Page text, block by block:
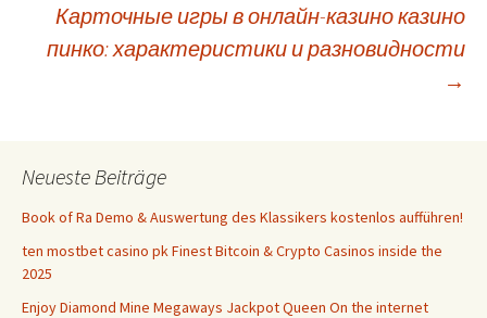
Navigation
Карточные игры в онлайн-казино казино
пинко: характеристики и разновидности
→
Neueste Beiträge
Book of Ra Demo & Auswertung des Klassikers kostenlos aufführen!
ten mostbet casino pk Finest Bitcoin & Crypto Casinos inside the
2025
Enjoy Diamond Mine Megaways Jackpot Queen On the internet